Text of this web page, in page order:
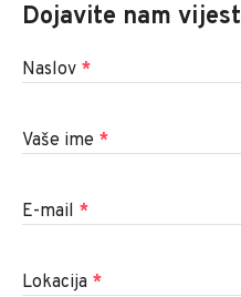
Dojavite nam vijest
Naslov *
Vaše ime *
E-mail *
Lokacija *